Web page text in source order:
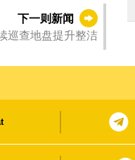
下一则新闻
巡查地盘提升整洁